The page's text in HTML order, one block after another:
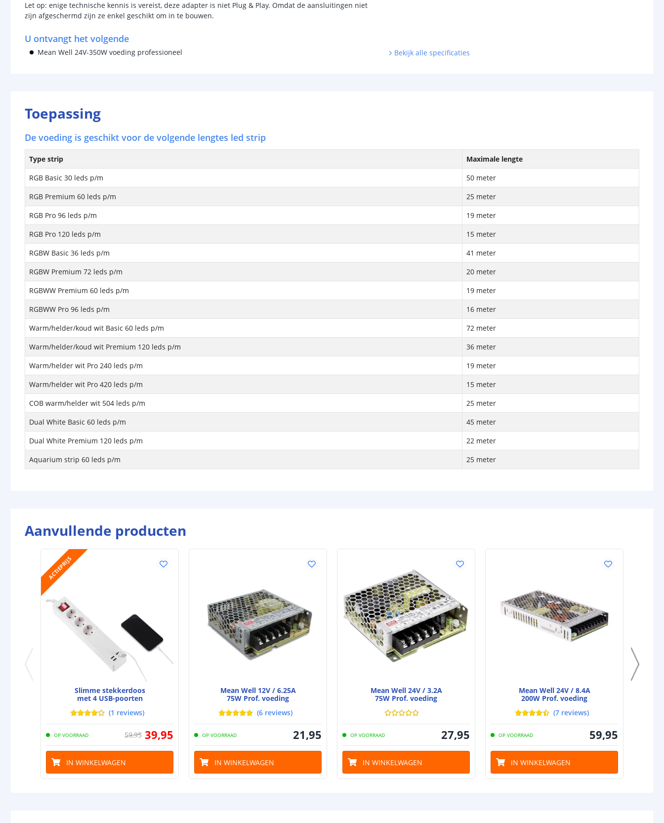
Let op: enige technische kennis is vereist, deze adapter is niet Plug & Play. Omdat de aansluitingen niet
zijn afgeschermd zijn ze enkel geschikt om in te bouwen.
U ontvangt het volgende
Mean Well 24V-350W voeding professioneel Bekijk alle specificaties
Toepassing
De voeding is geschikt voor de volgende lengtes led strip
Type strip
Maximale lengte
RGB Basic 30 leds p/m
50 meter
RGB Premium 60 leds p/m
25 meter
RGB Pro 96 leds p/m
19 meter
RGB Pro 120 leds p/m
15 meter
RGBW Basic 36 leds p/m
41 meter
RGBW Premium 72 leds p/m
20 meter
RGBWW Premium 60 leds p/m
19 meter
RGBWW Pro 96 leds p/m
16 meter
Warm/helder/koud wit Basic 60 leds p/m
72 meter
Warm/helder/koud wit Premium 120 leds p/m
36 meter
Warm/helder wit Pro 240 leds p/m
19 meter
Warm/helder wit Pro 420 leds p/m
15 meter
COB warm/helder wit 504 leds p/m
25 meter
Dual White Basic 60 leds p/m
45 meter
Dual White Premium 120 leds p/m
22 meter
Aquarium strip 60 leds p/m
25 meter
Aanvullende producten
ACTIEPRIJS
Slimme stekkerdoos
met 4 USB-poorten
(1 reviews)
OP VOORRAAD 59,95 39,95
IN WINKELWAGEN
Mean Well 12V / 6.25A
75W Prof. voeding
(6 reviews)
OP VOORRAAD 21,95
IN WINKELWAGEN
Mean Well 24V / 3.2A
75W Prof. voeding
OP VOORRAAD 27,95
IN WINKELWAGEN
Mean Well 24V / 8.4A
200W Prof. voeding
(7 reviews)
OP VOORRAAD 59,95
IN WINKELWAGEN